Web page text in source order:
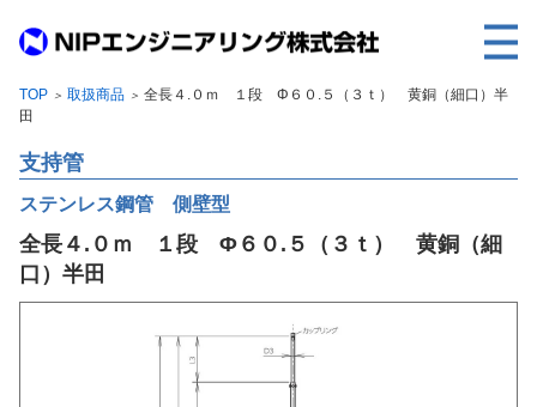
TOP
事業内容
取扱製品
各種実績
会社案内
TOP ＞ 取扱商品 ＞ 全長４.０ｍ １段 Φ６０.５（３ｔ） 黄銅（細口）半
田
支持管
ステンレス鋼管 側壁型
全長４.０ｍ １段 Φ６０.５（３ｔ） 黄銅（細
口）半田